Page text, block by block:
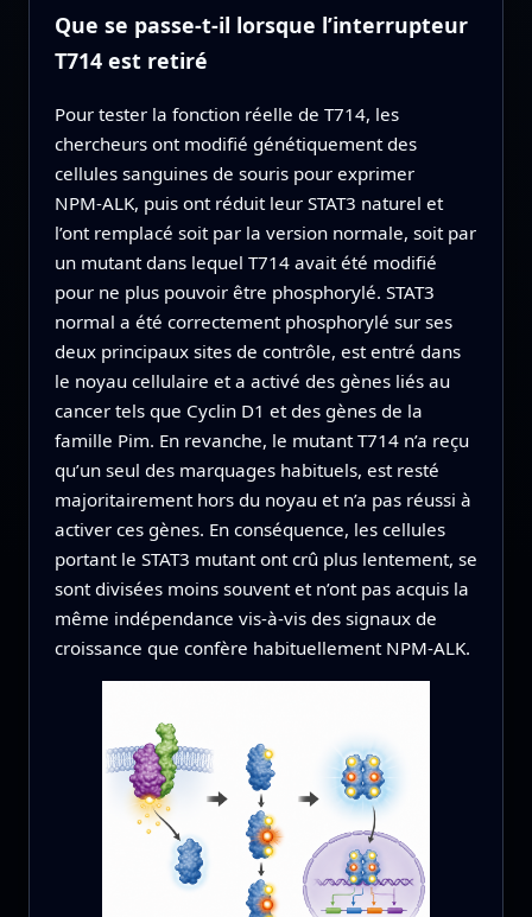
Que se passe‑t‑il lorsque l’interrupteur
T714 est retiré
Pour tester la fonction réelle de T714, les
chercheurs ont modifié génétiquement des
cellules sanguines de souris pour exprimer
NPM‑ALK, puis ont réduit leur STAT3 naturel et
l’ont remplacé soit par la version normale, soit par
un mutant dans lequel T714 avait été modifié
pour ne plus pouvoir être phosphorylé. STAT3
normal a été correctement phosphorylé sur ses
deux principaux sites de contrôle, est entré dans
le noyau cellulaire et a activé des gènes liés au
cancer tels que Cyclin D1 et des gènes de la
famille Pim. En revanche, le mutant T714 n’a reçu
qu’un seul des marquages habituels, est resté
majoritairement hors du noyau et n’a pas réussi à
activer ces gènes. En conséquence, les cellules
portant le STAT3 mutant ont crû plus lentement, se
sont divisées moins souvent et n’ont pas acquis la
même indépendance vis‑à‑vis des signaux de
croissance que confère habituellement NPM‑ALK.